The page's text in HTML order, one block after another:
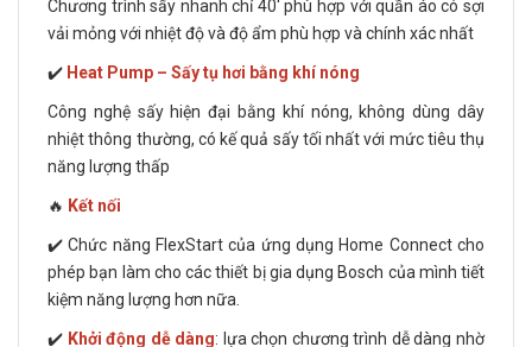
Chương trình sấy nhanh chỉ 40′ phù hợp với quần áo có sợi
vải mỏng với nhiệt độ và độ ẩm phù hợp và chính xác nhất
✔️ Heat Pump – Sấy tụ hơi bằng khí nóng
Công nghệ sấy hiện đại bằng khí nóng, không dùng dây
nhiệt thông thường, có kế quả sấy tối nhất với mức tiêu thụ
năng lượng thấp
🔥 Kết nối
✔️ Chức năng FlexStart của ứng dụng Home Connect cho
phép bạn làm cho các thiết bị gia dụng Bosch của mình tiết
kiệm năng lượng hơn nữa.
✔️ Khởi động dễ dàng: lựa chọn chương trình dễ dàng nhờ